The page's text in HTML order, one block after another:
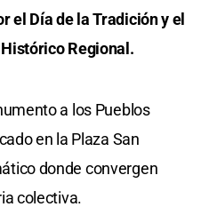
el Día de la Tradición y el
Regional.
a los Pueblos
en la Plaza San
donde convergen
colectiva.